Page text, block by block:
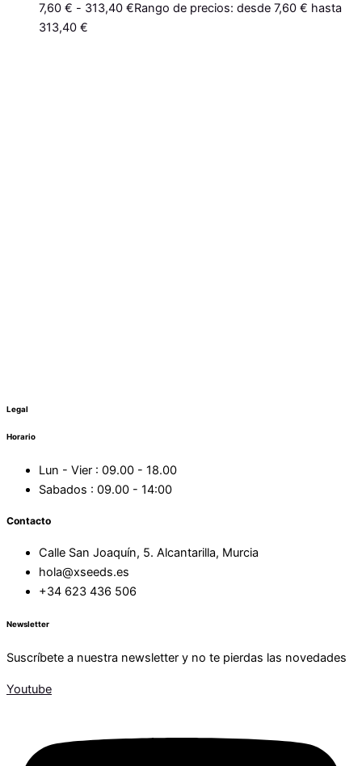
7,60 € - 313,40 €Rango de precios: desde 7,60 € hasta
313,40 €
Legal
Horario
Lun - Vier : 09.00 - 18.00
Sabados : 09.00 - 14:00
Contacto
Calle San Joaquín, 5. Alcantarilla, Murcia
hola@xseeds.es
+34 623 436 506
Newsletter
Suscríbete a nuestra newsletter y no te pierdas las novedades
Youtube